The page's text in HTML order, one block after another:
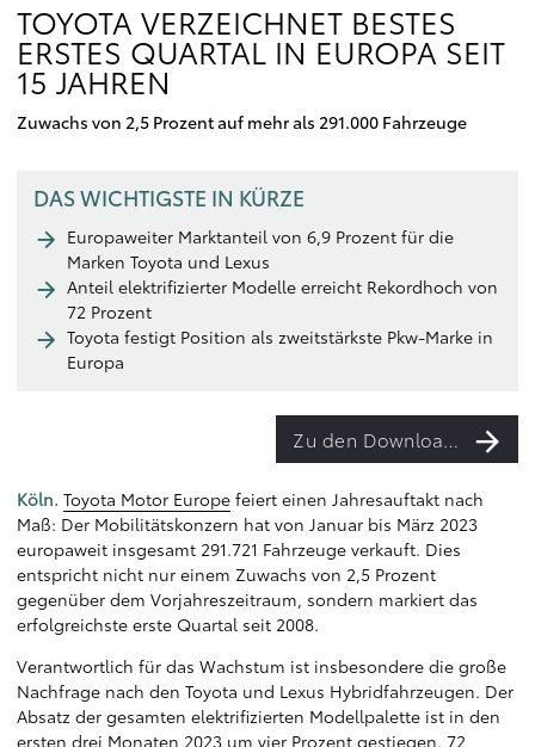
TOYOTA VERZEICHNET BESTES
ERSTES QUARTAL IN EUROPA SEIT
15 JAHREN
Zuwachs von 2,5 Prozent auf mehr als 291.000 Fahrzeuge
DAS WICHTIGSTE IN KÜRZE
Europaweiter Marktanteil von 6,9 Prozent für die
Marken Toyota und Lexus
Anteil elektrifizierter Modelle erreicht Rekordhoch von
72 Prozent
Toyota festigt Position als zweitstärkste Pkw-Marke in
Europa
Zu den Downloads
Köln. Toyota Motor Europe feiert einen Jahresauftakt nach
Maß: Der Mobilitätskonzern hat von Januar bis März 2023
europaweit insgesamt 291.721 Fahrzeuge verkauft. Dies
entspricht nicht nur einem Zuwachs von 2,5 Prozent
gegenüber dem Vorjahreszeitraum, sondern markiert das
erfolgreichste erste Quartal seit 2008.
Verantwortlich für das Wachstum ist insbesondere die große
Nachfrage nach den Toyota und Lexus Hybridfahrzeugen. Der
Absatz der gesamten elektrifizierten Modellpalette ist in den
ersten drei Monaten 2023 um vier Prozent gestiegen. 72